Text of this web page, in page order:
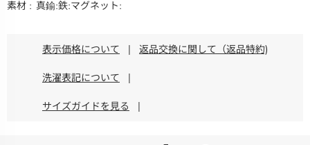
素材
真鍮:鉄:マグネット:
表示価格について | 返品交換に関して（返品特約)
洗濯表記について |
サイズガイドを見る |